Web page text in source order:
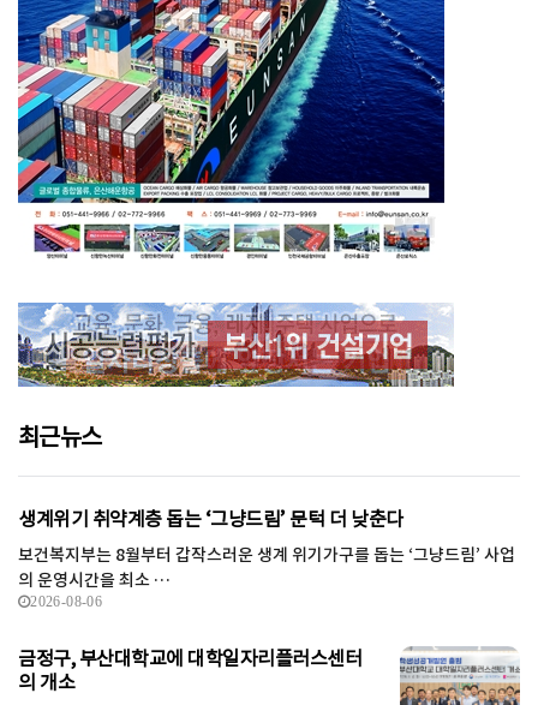
최근뉴스
생계위기 취약계층 돕는 ‘그냥드림’ 문턱 더 낮춘다
보건복지부는 8월부터 갑작스러운 생계 위기가구를 돕는 ‘그냥드림’ 사업
의 운영시간을 최소 …
2026-08-06
금정구, 부산대학교에 대학일자리플러스센터
의 개소